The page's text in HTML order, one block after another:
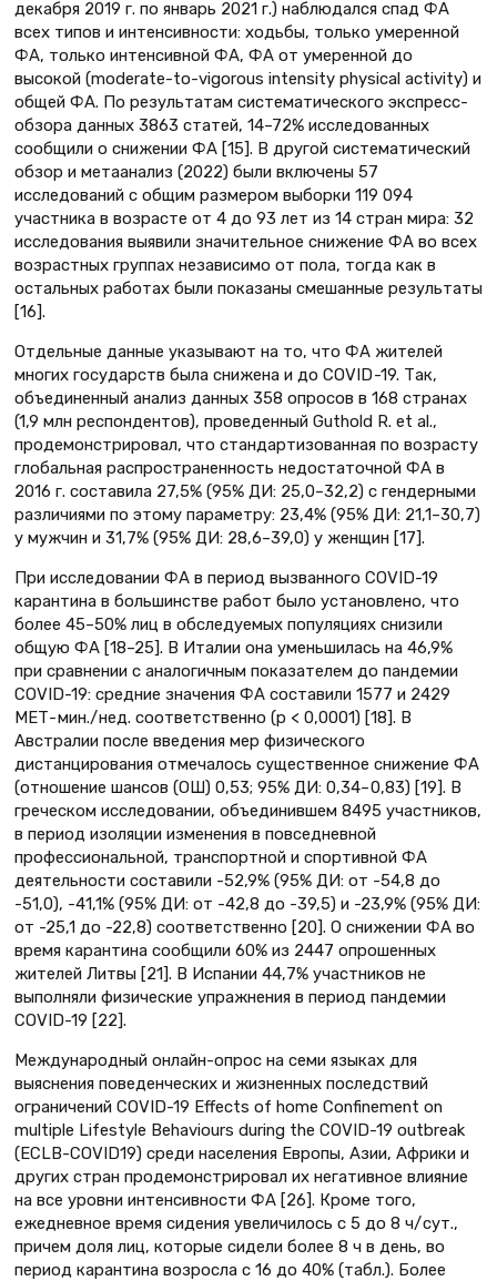
декабря 2019 г. по январь 2021 г.) наблюдался спад ФА
всех типов и интенсивности: ходьбы, только умеренной
ФА, только интенсивной ФА, ФА от умеренной до
высокой (moderate-to-vigorous intensity physical activity) и
общей ФА. По результатам систематического экспресс-
обзора данных 3863 статей, 14–72% исследованных
сообщили о снижении ФА [15]. В другой систематический
обзор и метаанализ (2022) были включены 57
исследований с общим размером выборки 119 094
участника в возрасте от 4 до 93 лет из 14 стран мира: 32
исследования выявили значительное снижение ФА во всех
возрастных группах независимо от пола, тогда как в
остальных работах были показаны смешанные результаты
[16].
Отдельные данные указывают на то, что ФА жителей
многих государств была снижена и до COVID -19. Так,
объединенный анализ данных 358 опросов в 168 странах
(1,9 млн респондентов), проведенный Guthold R. et al.,
продемонстрировал, что стандартизованная по возрасту
глобальная распространенность недостаточной ФА в
2016 г. составила 27,5% (95% ДИ: 25,0–32,2) с гендерными
различиями по этому параметру: 23,4% (95% ДИ: 21,1–30,7)
у мужчин и 31,7% (95% ДИ: 28,6–39,0) у женщин [17].
При исследовании ФА в период вызванного COVID-19
карантина в большинстве работ было установлено, что
более 45–50% лиц в обследуемых популяциях снизили
общую ФА [18–25]. В Италии она уменьшилась на 46,9%
при сравнении с анало­гичным показателем до пандемии
COVID-19: средние значения ФА составили 1577 и 2429
МЕТ- мин./ нед. соответственно (p < 0,0001) [18]. В
Австралии после введения мер физического
дистанцирования отмечалось существенное снижение ФА
(отношение шансов (ОШ) 0,53; 95% ДИ: 0,34– 0,83) [19]. В
греческом исследовании, объединившем 8495 участников,
в период изоляции изменения в повседневной
профессиональной, транспортной и спортивной ФА
деятельности составили -52,9% (95% ДИ: от -54,8 до
-51,0), -41,1% (95% ДИ: от -42,8 до -39,5) и -23,9% (95% ДИ:
от -25,1 до -22,8) соответственно [20]. О снижении ФА во
время карантина сообщили 60% из 2447 опрошенных
жителей Литвы [21]. В Испании 44,7% участников не
выполняли физические упражнения в период пандемии
COVID-19 [22].
Международный онлайн-опрос на семи языках для
выяснения поведенческих и жизненных последствий
ограничений COVID-19 Effects of home Confinement on
multiple Lifestyle Behaviours during the COVID-19 outbreak
(ECLB-COVID19) среди населения Европы, Азии, Африки и
других стран продемонстрировал их негативное влияние
на все уровни интенсивности ФА [26]. Кроме того,
ежедневное время сидения увеличилось с 5 до 8 ч/ сут.,
причем доля лиц, которые сидели более 8 ч в день, во
период карантина возросла с 16 до 40% (табл.). Более